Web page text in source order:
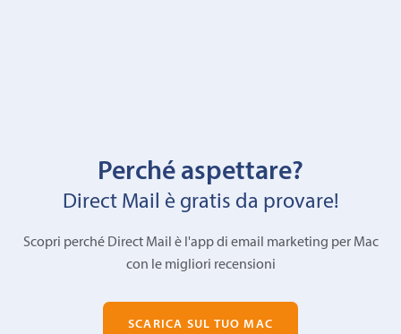
Perché aspettare?
Direct Mail è gratis da provare!
Scopri perché Direct Mail è l'app di email marketing per Mac
con le migliori recensioni
SCARICA SUL TUO MAC